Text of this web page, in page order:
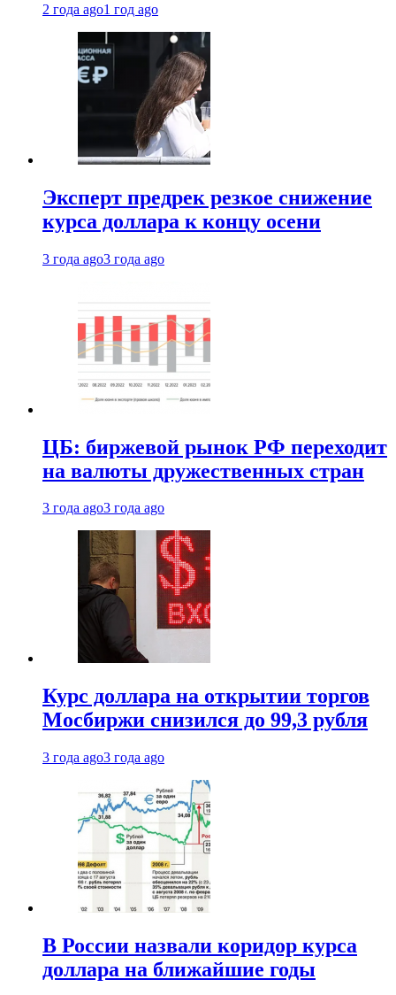
2 года ago1 год ago
Эксперт предрек резкое снижение
курса доллара к концу осени
3 года ago3 года ago
ЦБ: биржевой рынок РФ переходит
на валюты дружественных стран
3 года ago3 года ago
Курс доллара на открытии торгов
Мосбиржи снизился до 99,3 рубля
3 года ago3 года ago
В России назвали коридор курса
доллара на ближайшие годы